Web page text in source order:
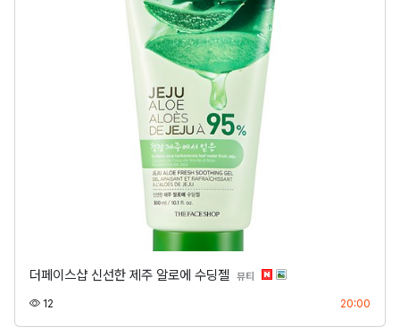
더페이스샵 신선한 제주 알로에 수딩젤 뷰티 분류
12 20:00